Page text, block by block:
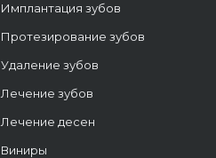
Имплантация зубов
Протезирование зубов
Удаление зубов
Лечение зубов
Лечение десен
Виниры